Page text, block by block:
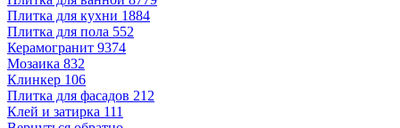
Плитка для кухни 1884
Плитка для пола 552
Керамогранит 9374
Мозаика 832
Клинкер 106
Плитка для фасадов 212
Клей и затирка 111